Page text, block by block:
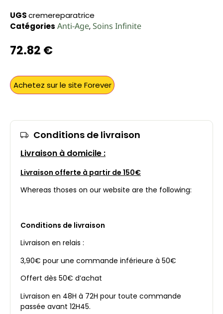
UGScremereparatrice
Catégories Anti-Age, Soins Infinite
72.82 €
Achetez sur le site Forever
Conditions de livraison
Livraison à domicile :
Livraison offerte à partir de 150€
Whereas thoses on our website are the following:
Conditions de livraison
Livraison en relais :
3,90€ pour une commande inférieure à 50€
Offert dès 50€ d’achat
Livraison en 48H à 72H pour toute commande
passée avant 12H45.